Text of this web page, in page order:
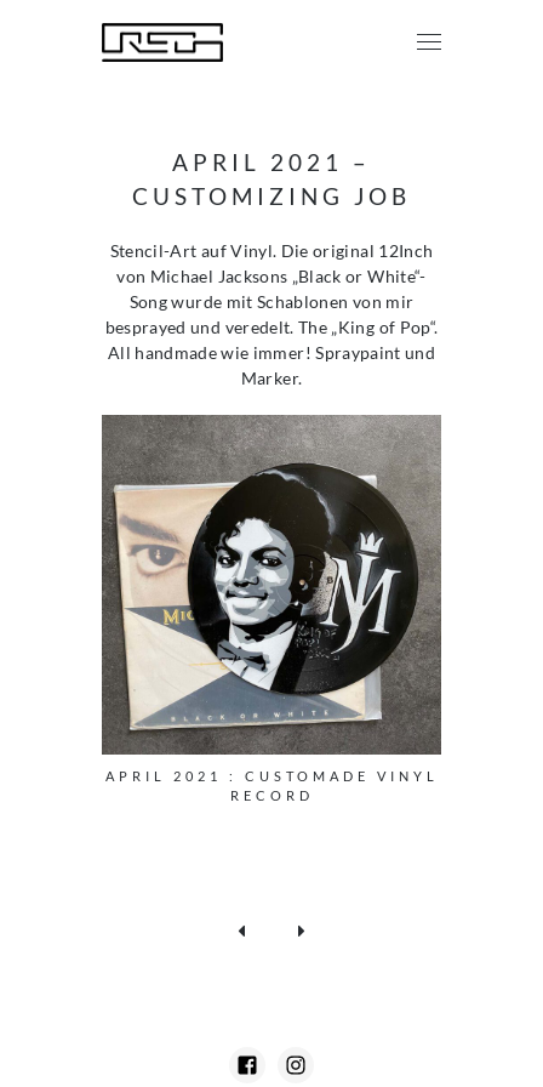
APRIL 2021 –
CUSTOMIZING JOB
Stencil-Art auf Vinyl. Die original 12Inch
von Michael Jacksons „Black or White“-
Song wurde mit Schablonen von mir
besprayed und veredelt. The „King of Pop“.
All handmade wie immer! Spraypaint und
Marker.
APRIL 2021 : CUSTOMADE VINYL
RECORD